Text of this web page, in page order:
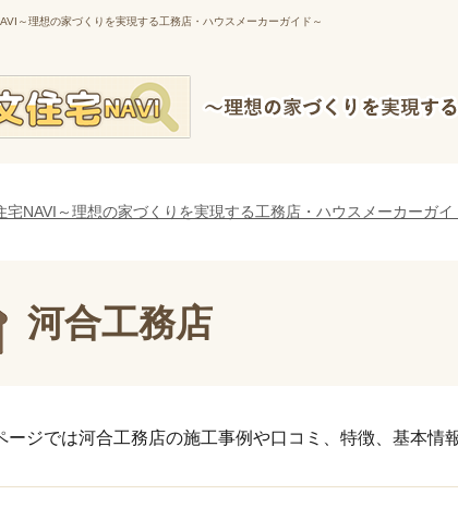
～理想の家づくりを実現する工務店・ハウスメーカーガイド～
宅NAVI～理想の家づくりを実現する工務店・ハウスメーカーガイ
河合工務店
ージでは河合工務店の施工事例や口コミ、特徴、基本情